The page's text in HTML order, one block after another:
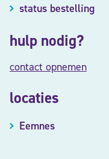
status bestelling
hulp nodig?
contact opnemen
locaties
Eemnes